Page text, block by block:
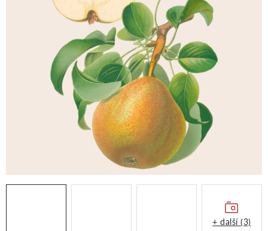
Obchodní podmínky
Osobní údaje
+ další (3)